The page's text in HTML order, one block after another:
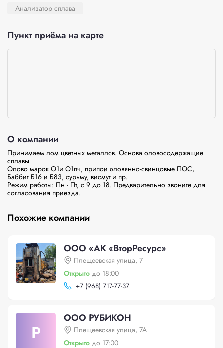
Анализатор сплава
Пункт приёма на карте
О компании
Принимаем лом цветных металлов. Основа оловосодержащие
сплавы
Олово марок О1и О1пч, припои оловянно-свинцовые ПОС,
Баббит Б16 и Б83, сурьму, висмут и пр.
Режим работы: Пн - Пт, с 9 до 18. Предварительно звоните для
Похожие компании
ООО «АК «ВторРесурс»
Плещеевская улица, 7
Открыто до 18:00
+7 (968) 717-77-37
Р
ООО РУБИКОН
Плещеевская улица, 7А
Открыто до 17:00